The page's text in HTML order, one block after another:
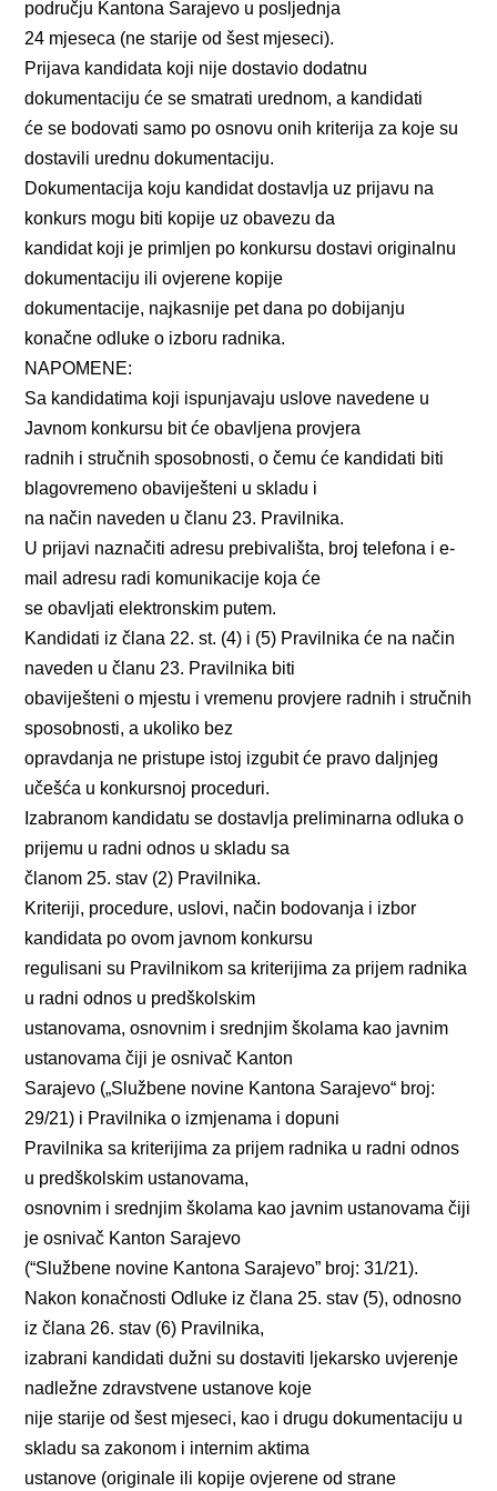
području Kantona Sarajevo u posljednja
24 mjeseca (ne starije od šest mjeseci).
Prijava kandidata koji nije dostavio dodatnu
dokumentaciju će se smatrati urednom, a kandidati
će se bodovati samo po osnovu onih kriterija za koje su
dostavili urednu dokumentaciju.
Dokumentacija koju kandidat dostavlja uz prijavu na
konkurs mogu biti kopije uz obavezu da
kandidat koji je primljen po konkursu dostavi originalnu
dokumentaciju ili ovjerene kopije
dokumentacije, najkasnije pet dana po dobijanju
konačne odluke o izboru radnika.
NAPOMENE:
Sa kandidatima koji ispunjavaju uslove navedene u
Javnom konkursu bit će obavljena provjera
radnih i stručnih sposobnosti, o čemu će kandidati biti
blagovremeno obaviješteni u skladu i
na način naveden u članu 23. Pravilnika.
U prijavi naznačiti adresu prebivališta, broj telefona i e-
mail adresu radi komunikacije koja će
se obavljati elektronskim putem.
Kandidati iz člana 22. st. (4) i (5) Pravilnika će na način
naveden u članu 23. Pravilnika biti
obaviješteni o mjestu i vremenu provjere radnih i stručnih
sposobnosti, a ukoliko bez
opravdanja ne pristupe istoj izgubit će pravo daljnjeg
učešća u konkursnoj proceduri.
Izabranom kandidatu se dostavlja preliminarna odluka o
prijemu u radni odnos u skladu sa
članom 25. stav (2) Pravilnika.
Kriteriji, procedure, uslovi, način bodovanja i izbor
kandidata po ovom javnom konkursu
regulisani su Pravilnikom sa kriterijima za prijem radnika
u radni odnos u predškolskim
ustanovama, osnovnim i srednjim školama kao javnim
ustanovama čiji je osnivač Kanton
Sarajevo („Službene novine Kantona Sarajevo“ broj:
29/21) i Pravilnika o izmjenama i dopuni
Pravilnika sa kriterijima za prijem radnika u radni odnos
u predškolskim ustanovama,
osnovnim i srednjim školama kao javnim ustanovama čiji
je osnivač Kanton Sarajevo
(“Službene novine Kantona Sarajevo” broj: 31/21).
Nakon konačnosti Odluke iz člana 25. stav (5), odnosno
iz člana 26. stav (6) Pravilnika,
izabrani kandidati dužni su dostaviti ljekarsko uvjerenje
nadležne zdravstvene ustanove koje
nije starije od šest mjeseci, kao i drugu dokumentaciju u
skladu sa zakonom i internim aktima
ustanove (originale ili kopije ovjerene od strane